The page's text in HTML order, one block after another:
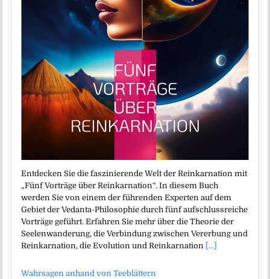
Entdecken Sie die faszinierende Welt der Reinkarnation mit
„Fünf Vorträge über Reinkarnation“. In diesem Buch
werden Sie von einem der führenden Experten auf dem
Gebiet der Vedanta-Philosophie durch fünf aufschlussreiche
Vorträge geführt. Erfahren Sie mehr über die Theorie der
Seelenwanderung, die Verbindung zwischen Vererbung und
Reinkarnation, die Evolution und Reinkarnation
[...]
Wahrsagen anhand von Teeblättern